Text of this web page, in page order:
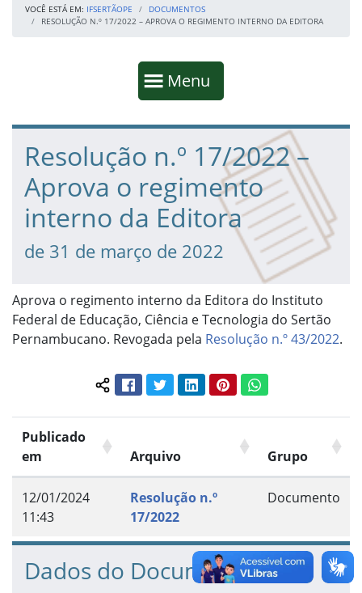
VOCÊ ESTÁ EM: IFSERTÃOPE
DOCUMENTOS
RESOLUÇÃO N.º 17/2022 – APROVA O REGIMENTO INTERNO DA EDITORA
Mostrar
Menu
Fim da navegação
Início do conteúdo
Resolução n.º 17/2022 –
Aprova o regimento
interno da Editora
de 31 de março de 2022
Aprova o regimento interno da Editora do Instituto
Federal de Educação, Ciência e Tecnologia do Sertão
Pernambucano. Revogada pela Resolução n.º 43/2022.
Compartilhar conteúdo:
FacebookTwitterLinkedInPinterestWhatsApp
Publicado
em
Arquivo Grupo
12/01/2024
11:43
Resolução n.º
17/2022
Documento
Dados do Documento